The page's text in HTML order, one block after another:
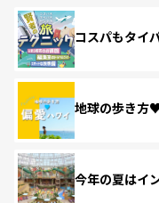
コスパもタイ
地球の歩き方
今年の夏はイ